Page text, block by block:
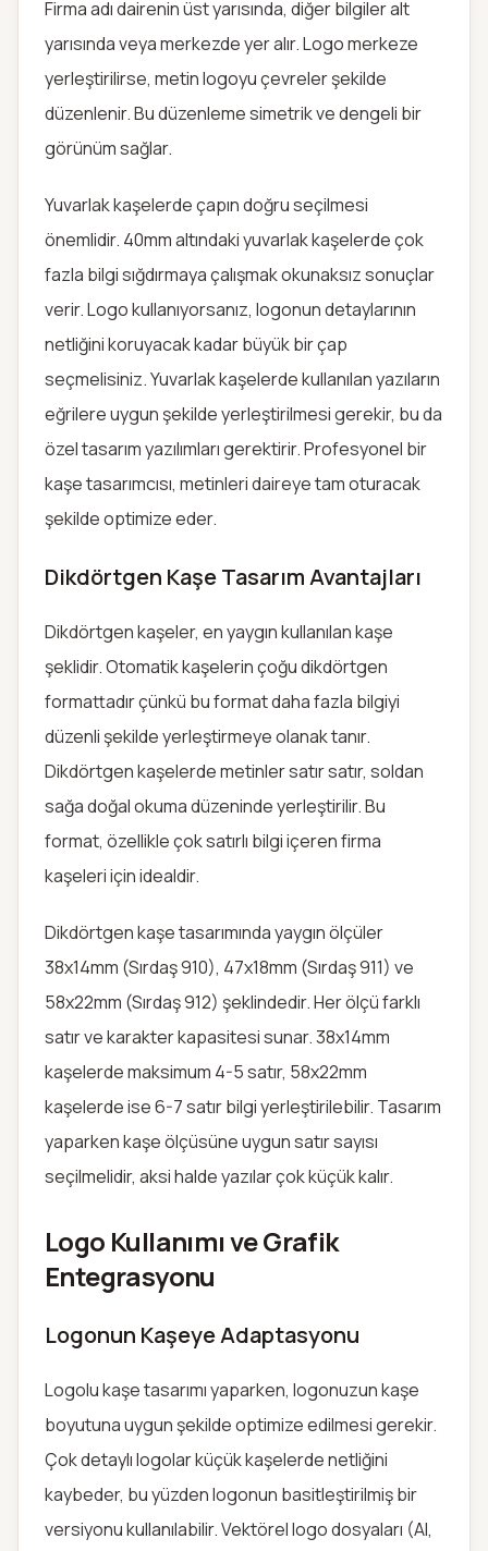
Firma adı dairenin üst yarısında, diğer bilgiler alt
yarısında veya merkezde yer alır. Logo merkeze
yerleştirilirse, metin logoyu çevreler şekilde
düzenlenir. Bu düzenleme simetrik ve dengeli bir
görünüm sağlar.
Yuvarlak kaşelerde çapın doğru seçilmesi
önemlidir. 40mm altındaki yuvarlak kaşelerde çok
fazla bilgi sığdırmaya çalışmak okunaksız sonuçlar
verir. Logo kullanıyorsanız, logonun detaylarının
netliğini koruyacak kadar büyük bir çap
seçmelisiniz. Yuvarlak kaşelerde kullanılan yazıların
eğrilere uygun şekilde yerleştirilmesi gerekir, bu da
özel tasarım yazılımları gerektirir. Profesyonel bir
kaşe tasarımcısı, metinleri daireye tam oturacak
şekilde optimize eder.
Dikdörtgen Kaşe Tasarım Avantajları
Dikdörtgen kaşeler, en yaygın kullanılan kaşe
şeklidir. Otomatik kaşelerin çoğu dikdörtgen
formattadır çünkü bu format daha fazla bilgiyi
düzenli şekilde yerleştirmeye olanak tanır.
Dikdörtgen kaşelerde metinler satır satır, soldan
sağa doğal okuma düzeninde yerleştirilir. Bu
format, özellikle çok satırlı bilgi içeren firma
kaşeleri için idealdir.
Dikdörtgen kaşe tasarımında yaygın ölçüler
38x14mm (Sırdaş 910), 47x18mm (Sırdaş 911) ve
58x22mm (Sırdaş 912) şeklindedir. Her ölçü farklı
satır ve karakter kapasitesi sunar. 38x14mm
kaşelerde maksimum 4-5 satır, 58x22mm
kaşelerde ise 6-7 satır bilgi yerleştirilebilir. Tasarım
yaparken kaşe ölçüsüne uygun satır sayısı
seçilmelidir, aksi halde yazılar çok küçük kalır.
Logo Kullanımı ve Grafik
Entegrasyonu
Logonun Kaşeye Adaptasyonu
Logolu kaşe tasarımı yaparken, logonuzun kaşe
boyutuna uygun şekilde optimize edilmesi gerekir.
Çok detaylı logolar küçük kaşelerde netliğini
kaybeder, bu yüzden logonun basitleştirilmiş bir
versiyonu kullanılabilir. Vektörel logo dosyaları (AI,